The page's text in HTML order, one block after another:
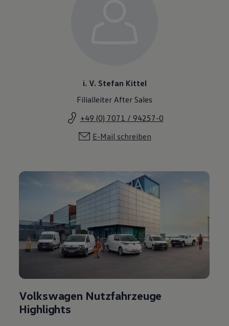
i. V. Stefan Kittel
Filialleiter After Sales
+49 (0) 7071 / 94257-0
E-Mail schreiben
Volkswagen Nutzfahrzeuge
Highlights